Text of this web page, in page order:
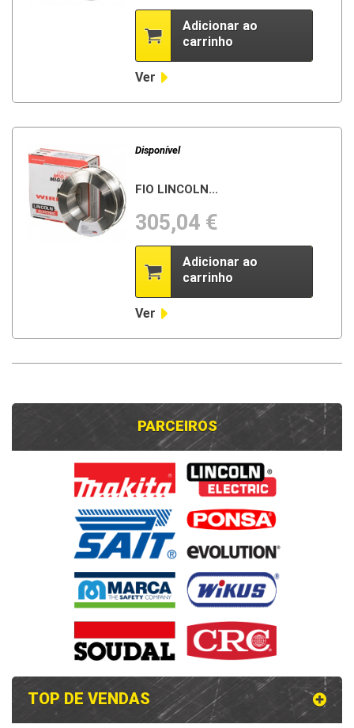
Adicionar ao
carrinho
Ver
Disponível
FIO LINCOLN...
305,04 €
Adicionar ao
carrinho
Ver
PARCEIROS
TOP DE VENDAS